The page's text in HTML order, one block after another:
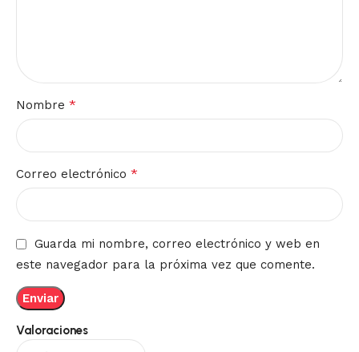
Valoraciones
Nombre *
Correo electrónico *
Guarda mi nombre, correo electrónico y web en
este navegador para la próxima vez que comente.